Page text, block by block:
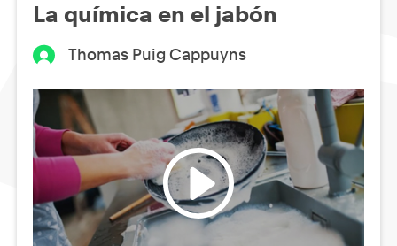
La química en el jabón
Thomas Puig Cappuyns